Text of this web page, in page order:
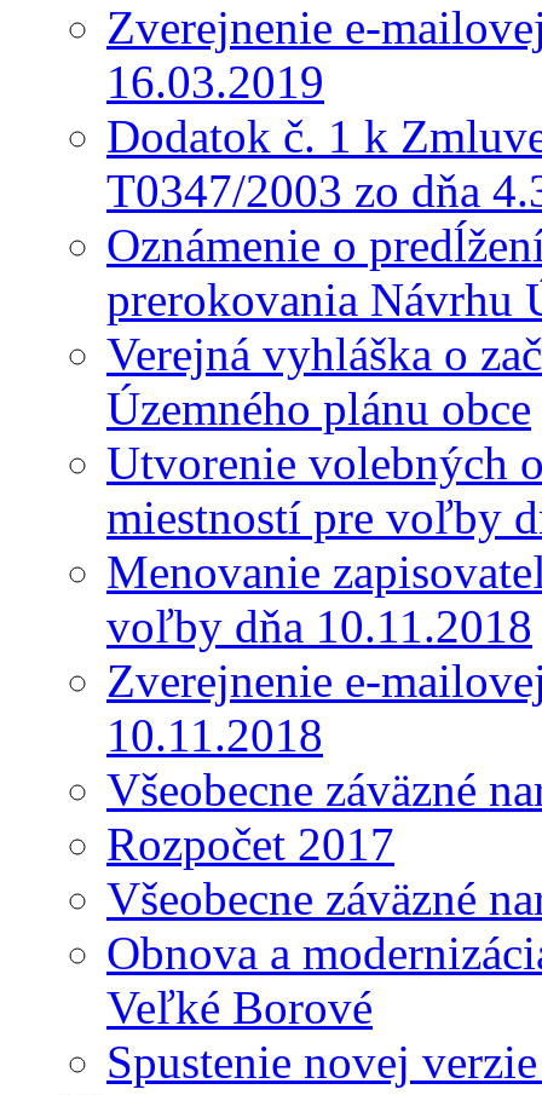
Zverejnenie e-
16.03.2019
Dodatok č. 1 k
T0347/2003 zo dňa
Oznámenie o
prerokovania Návrhu
Verejná vyhláška o
Územného plánu obce
Utvorenie volebných
miestností pre voľby
Menovanie
voľby dňa 10.11.2018
Zverejnenie e-
10.11.2018
Všeobecne záväzné
Rozpočet 2017
Všeobecne záväzné
Obnova a
Veľké Borové
Spustenie novej